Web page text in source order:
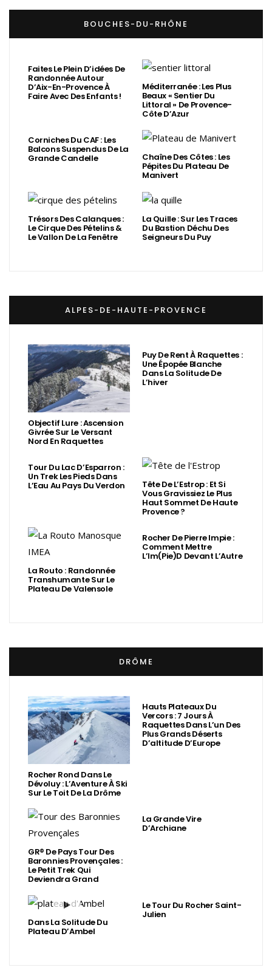
BOUCHES-DU-RHÔNE
Faites Le Plein D’idées De
Randonnée Autour
D’Aix-En-Provence À
Faire Avec Des Enfants !
Méditerranée : Les Plus
Beaux « Sentier Du
Littoral » De Provence-
Côte D’Azur
Corniches Du CAF : Les
Balcons Suspendus De La
Grande Candelle Chaîne Des Côtes : Les
Pépites Du Plateau De
Manivert
Trésors Des Calanques :
Le Cirque Des Pételins &
Le Vallon De La Fenêtre
La Quille : Sur Les Traces
Du Bastion Déchu Des
Seigneurs Du Puy
ALPES-DE-HAUTE-PROVENCE
Objectif Lure : Ascension
Givrée Sur Le Versant
Nord En Raquettes
Puy De Rent À Raquettes :
Une Épopée Blanche
Dans La Solitude De
L’hiver
Tour Du Lac D’Esparron :
Un Trek Les Pieds Dans
L’Eau Au Pays Du Verdon Tête De L’Estrop : Et Si
Vous Gravissiez Le Plus
Haut Sommet De Haute
Provence ?
La Routo : Randonnée
Transhumante Sur Le
Plateau De Valensole
Rocher De Pierre Impie :
Comment Mettre
L’Im(Pie)d Devant L’Autre
DRÔME
Rocher Rond Dans Le
Dévoluy : L’Aventure À Ski
Sur Le Toit De La Drôme
Hauts Plateaux Du
Vercors : 7 Jours À
Raquettes Dans L’un Des
Plus Grands Déserts
D’altitude D’Europe
GR® De Pays Tour Des
Baronnies Provençales :
Le Petit Trek Qui
Deviendra Grand
La Grande Vire
D’Archiane
Dans La Solitude Du
Plateau D’Ambel
Le Tour Du Rocher Saint-
Julien